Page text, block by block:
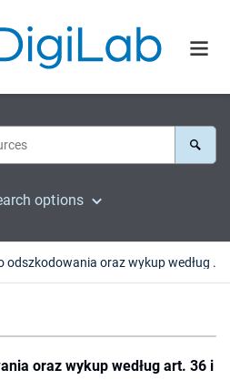
options
Roszczenia o odszkodowania oraz wykup według art. 36 i 37 Ustawy o planowaniu i zagospodarowaniu przestrzennym
oraz wykup według art. 36 i